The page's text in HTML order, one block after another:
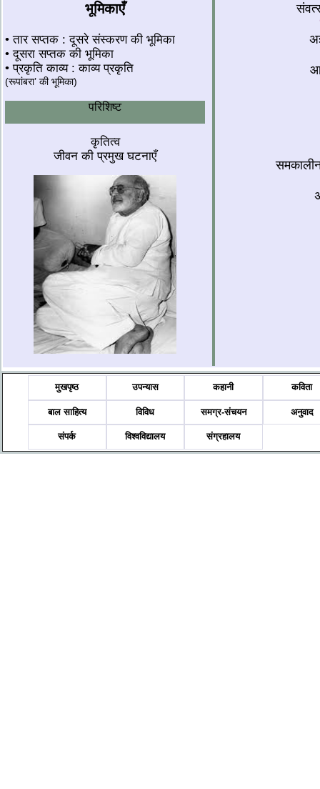
भूमिकाएँ
• तार सप्तक : दूसरे संस्करण की भूमिका
• दूसरा सप्तक की भूमिका
• प्रकृति काव्य : काव्य प्रकृति
(रूपांबरा’ की भूमिका)
परिशिष्ट
कृतित्व
जीवन की प्रमुख घटनाएँ
मुखपृष्ठ उपन्यास कहानी कविता
बाल साहित्य विविध समग्र-संचयन अनुवाद
संपर्क विश्वविद्यालय संग्रहालय